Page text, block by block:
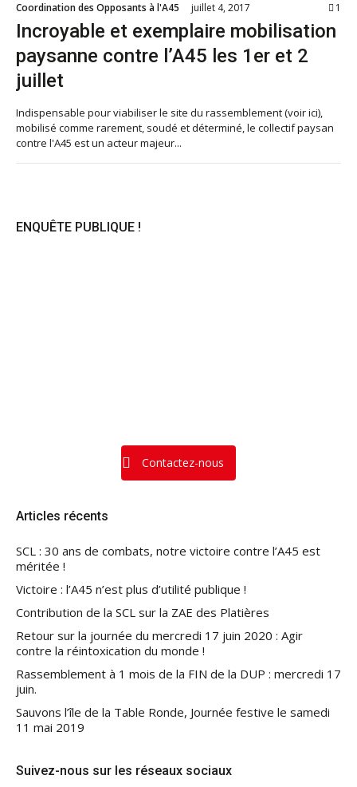
Coordination des Opposants à l'A45 juillet 4, 2017 1
Incroyable et exemplaire mobilisation
paysanne contre l’A45 les 1er et 2
juillet
Indispensable pour viabiliser le site du rassemblement (voir ici),
mobilisé comme rarement, soudé et déterminé, le collectif paysan
contre l'A45 est un acteur majeur...
ENQUÊTE PUBLIQUE !
Contactez-nous
Articles récents
SCL : 30 ans de combats, notre victoire contre l’A45 est
méritée !
Victoire : l’A45 n’est plus d’utilité publique !
Contribution de la SCL sur la ZAE des Platières
Retour sur la journée du mercredi 17 juin 2020 : Agir
contre la réintoxication du monde !
Rassemblement à 1 mois de la FIN de la DUP : mercredi 17
juin.
Sauvons l’île de la Table Ronde, Journée festive le samedi
11 mai 2019
Suivez-nous sur les réseaux sociaux